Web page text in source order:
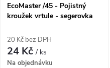
EcoMaster /45 - Pojistný
kroužek vrtule - segerovka
20 Kč bez DPH
24 Kč/ ks
Na objednávku